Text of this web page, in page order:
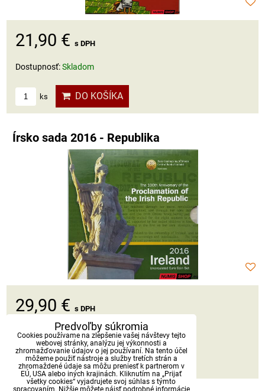
21,90 € s DPH
Dostupnosť:Skladom
ks DO KOŠÍKA
Írsko sada 2016 - Republika
29,90 € s DPH
Dostupnosť:Skladom
ks DO KOŠÍKA
Predvoľby súkromia
Cookies používame na zlepšenie vašej návštevy tejto
webovej stránky, analýzu jej výkonnosti a
zhromažďovanie údajov o jej používaní. Na tento účel
môžeme použiť nástroje a služby tretích strán a
zhromaždené údaje sa môžu preniesť k partnerom v
EÚ, USA alebo iných krajinách. Kliknutím na „Prijať
všetky cookies“ vyjadrujete svoj súhlas s týmto
spracovaním. Nižšie môžete nájsť podrobné informácie